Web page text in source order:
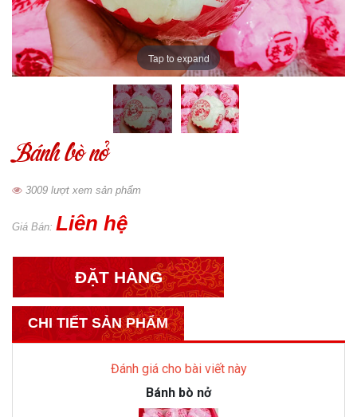
Tap to expand
Bánh bò nở
3009 lượt xem sản phẩm
Giá Bán: Liên hệ
ĐẶT HÀNG
CHI TIẾT SẢN PHẨM
Đánh giá cho bài viết này
Bánh bò nở